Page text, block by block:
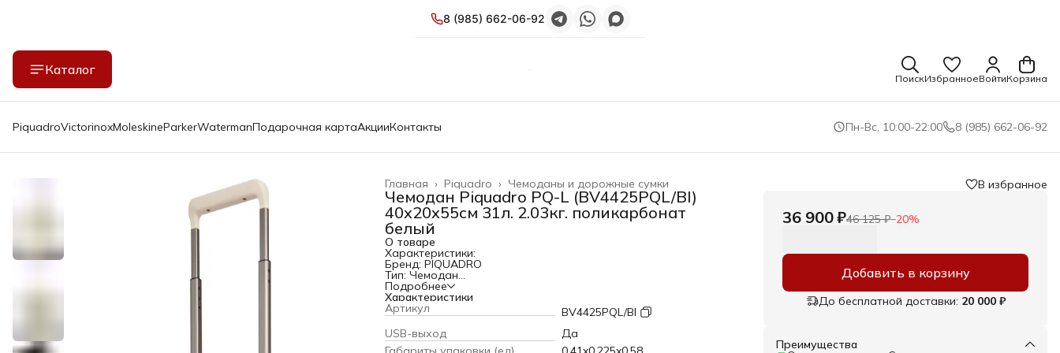
8 (985) 662-06-92
Каталог
ПоискИзбранноеВойтиКорзина
PiquadroVictorinoxMoleskineParkerWatermanПодарочная картаАкцииКонтакты Пн-Вс, 10:00-22:00 8 (985) 662-06-92
Чемоданы и дорожные сумки
Piquadro ›
Главная ›
Чемодан Piquadro PQ-L (BV4425PQL/BI)
40x20x55см 31л. 2.03кг. поликарбонат
белый
О товаре
Характеристики:
Бренд: PIQUADRO
Тип: Чемодан
Модель: PQ-L
PartNumber/Артикул Производителя: BV4425PQL/BI
Описание: чемодан на 4 колесах с замком TSA, портами USB и
USB Type-C и съемной моющейся подкладкой, одобрен Ryanair
Объем: 31 л
Внешние размеры: 40x20x55см
Подробнее
Характеристики
Артикул
BV4425PQL/BI
USB-выход
Да
В избранное
36 900 ₽46 125 ₽−20%
Добавить в корзину
До бесплатной доставки: 20 000 ₽
Преимущества